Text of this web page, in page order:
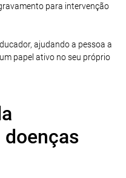
para intervenção
ajudando a pessoa a
papel ativo no seu próprio